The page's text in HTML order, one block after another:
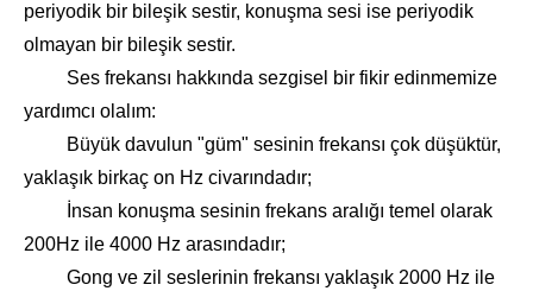
periyodik bir bileşik sestir, konuşma sesi ise periyodik
olmayan bir bileşik sestir.
Ses frekansı hakkında sezgisel bir fikir edinmemize
yardımcı olalım:
Büyük davulun "güm" sesinin frekansı çok düşüktür,
yaklaşık birkaç on Hz civarındadır;
İnsan konuşma sesinin frekans aralığı temel olarak
200Hz ile 4000 Hz arasındadır;
Gong ve zil seslerinin frekansı yaklaşık 2000 Hz ile